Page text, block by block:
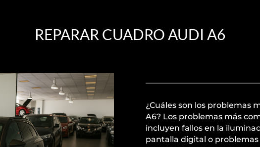
REPARAR CUADRO AUDI A6
¿Cuáles son los problemas
A6? Los problemas más
incluyen fallos en la
pantalla digital o